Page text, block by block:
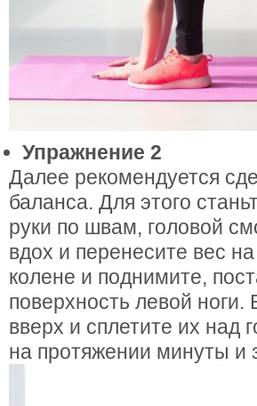
Упражнение 2
Далее рекомендуется
баланса. Для этого
руки по швам, головой
вдох и перенесите вес
колене и поднимите,
поверхность левой
вверх и сплетите их над
на протяжении минуты и